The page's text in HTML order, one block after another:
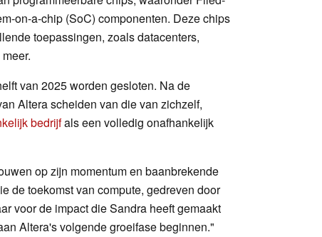
on-a-chip (SoC) componenten. Deze chips
toepassingen, zoals datacenters,
van 2025 worden gesloten. Na de
Altera scheiden van die van zichzelf,
bedrijfals een volledig onafhankelijk
op zijn momentum en baanbrekende
de toekomst van compute, gedreven door
voor de impact die Sandra heeft gemaakt
Altera's volgende groeifase beginnen."